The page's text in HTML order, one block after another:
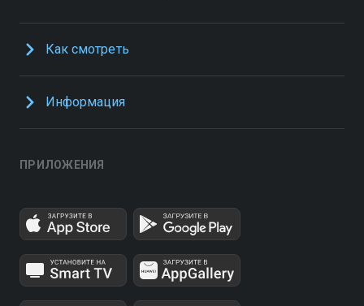
Как смотреть
Информация
ПРИЛОЖЕНИЯ